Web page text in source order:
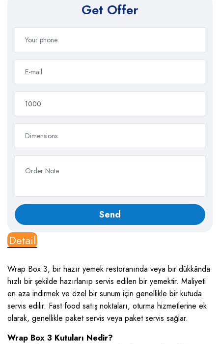
Get Offer
Detail
Wrap Box 3, bir hazır yemek restoranında veya bir dükkânda
hızlı bir şekilde hazırlanıp servis edilen bir yemektir. Maliyeti
en aza indirmek ve özel bir sunum için genellikle bir kutuda
servis edilir. Fast food satış noktaları, oturma hizmetlerine ek
olarak, genellikle paket servis veya paket servis sağlar.
Wrap Box 3 Kutuları Nedir?